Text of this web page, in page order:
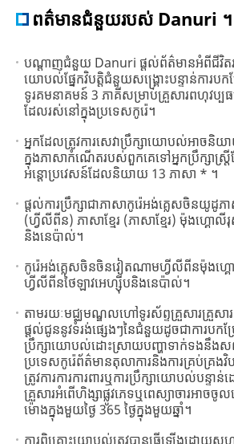
ពត៌មានជំនួយរបស់ Danuri ។
បណ្តាញជំនួយ Danuri ផ្តល់ព័ត៌មានអំពីជីវិតរ
យោបល់ផ្នែកវិបត្តិជំនួយសង្គ្រោះបន្ទាន់ការបក
ទូរគមនាគមន៍ 3 ភាគីសម្រាប់គ្រួសារពហុវប្បធ
ដែលរស់នៅក្នុងប្រទេសកូរ៉េ។
អ្នកដែលត្រូវការសេវាប្រឹក្សាយោបល់អាច
ក្នុងភាសាកំណើតរបស់ពួកគេទៅអ្នកប្រឹក្សាស្ត្រី
អន្តោប្រវេសន៍ដែលនិយាយ 13 ភាសា * ។
ផ្តល់ការប្រឹក្សាជាភាសាកូរ៉េអង់គ្លេសចិនយូដូ
(ហ្វីលីពីន) ភាសាខ្មែរ (ភាសាខ្មែរ) ម៉ុងហ្គោ
និងនេប៉ាល់។
កូរ៉េអង់គ្លេសចិនចិនវៀតណាមហ្វីលីពីនម៉ុងហ្គ
ហ្វីលីពីនថៃឡាវអេហ្ស៊ីបនិងនេប៉ាល់។
តាមរយៈមជ្ឈមណ្ឌលហៅទូរស័ព្ទគ្រួសារគ្រួសា
ផ្តល់ជូននូវទំរង់ផ្សេងៗនៃជំនួយដូចជាការបកប្រ
ប្រឹក្សាយោបល់ដោះស្រាយបញ្ហាទាក់ទងនឹងសញ្
ប្រទេសកូរ៉េព័ត៌មានតុលាការនិងការគ្រប់គ្រង
ត្រូវការការការពារឬការប្រឹក្សាយោបល់បន្ទា
គ្រួសារអំពើហិង្សាផ្លូវភេទឬពេស្យាចារអាចចូល
ម៉ោងក្នុងមួយថ្ងៃ 365 ថ្ងៃក្នុងមួយឆ្នាំ។
ការពិគ្រោះយោបល់ត្រូវបានធ្វើឡើងដោយសហ